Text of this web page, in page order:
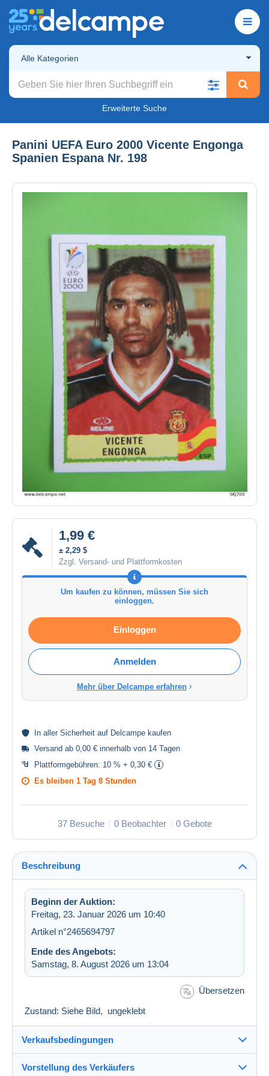
Alle Kategorien
Erweiterte Suche
Panini UEFA Euro 2000 Vicente Engonga
Spanien Espana Nr. 198
1,99 €
± 2,29 $
Zzgl. Versand- und Plattformkosten
Um kaufen zu können, müssen Sie sich
einloggen.
Einloggen
Anmelden
Mehr über Delcampe erfahren
In aller Sicherheit auf Delcampe kaufen
Versand ab 0,00 € innerhalb von 14 Tagen
Plattformgebühren: 10 % + 0,30 €
Es bleiben 1 Tag 8 Stunden
37 Besuche 0 Beobachter 0 Gebote
Beschreibung
Beginn der Auktion:
Freitag, 23. Januar 2026 um 10:40
Artikel n°2465694797
Ende des Angebots:
Samstag, 8. August 2026 um 13:04
Übersetzen
Zustand: Siehe Bild, ungeklebt
Verkaufsbedingungen
Vorstellung des Verkäufers